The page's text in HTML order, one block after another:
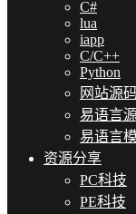
C#
lua
iapp
C/C++
Python
网站源码
易语言
易语言
资源分享
PC科技
PE科技